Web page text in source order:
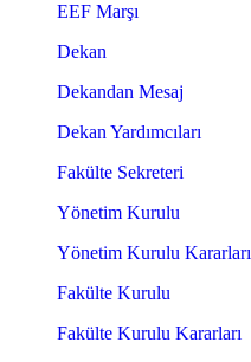
EEF Marşı
Dekan
Dekandan Mesaj
Dekan Yardımcıları
Fakülte Sekreteri
Yönetim Kurulu
Yönetim Kurulu Kararları
Fakülte Kurulu
Fakülte Kurulu Kararları